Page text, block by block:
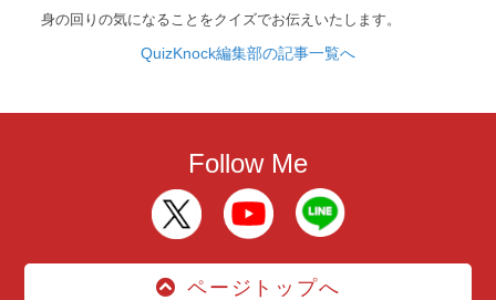
身の回りの気になることをクイズでお伝えいたします。
QuizKnock編集部の記事一覧へ
Follow Me
ページトップへ